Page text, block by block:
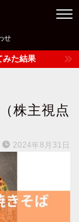
せ
みた結果
株主視点
2024年8月31日